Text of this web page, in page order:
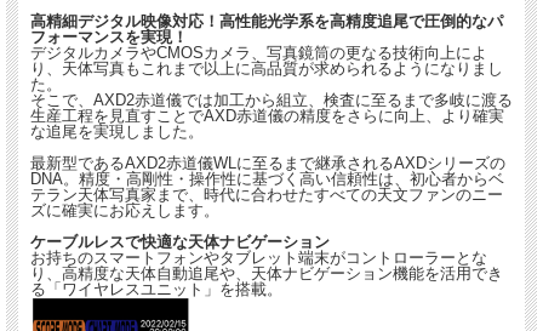
高精細デジタル映像対応！高性能光学系を高精度追尾で圧倒的なパ
フォーマンスを実現！
デジタルカメラやCMOSカメラ、写真鏡筒の更なる技術向上によ
り、天体写真もこれまで以上に高品質が求められるようになりまし
た。
そこで、AXD2赤道儀では加工から組立、検査に至るまで多岐に渡る
生産工程を見直すことでAXD赤道儀の精度をさらに向上、より確実
な追尾を実現しました。
最新型であるAXD2赤道儀WLに至るまで継承されるAXDシリーズの
DNA。精度・高剛性・操作性に基づく高い信頼性は、初心者からベ
テラン天体写真家まで、時代に合わせたすべての天文ファンのニー
ズに確実にお応えします。
ケーブルレスで快適な天体ナビゲーション
お持ちのスマートフォンやタブレット端末がコントローラーとな
り、高精度な天体自動追尾や、天体ナビゲーション機能を活用でき
る「ワイヤレスユニット」を搭載。